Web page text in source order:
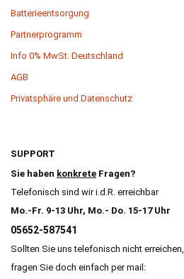
Batterieentsorgung
Partnerprogramm
Info 0% MwSt. Deutschland
AGB
Privatsphäre und Datenschutz
SUPPORT
Sie haben konkrete Fragen?
Telefonisch sind wir i.d.R. erreichbar
Mo.-Fr. 9-13 Uhr, Mo.- Do. 15-17 Uhr
05652-587541
Sollten Sie uns telefonisch nicht erreichen,
fragen Sie doch einfach per mail: